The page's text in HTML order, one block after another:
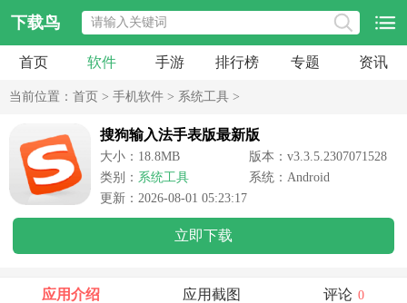
下载鸟
首页 软件 手游 排行榜 专题 资讯
当前位置： 首页 > 手机软件 > 系统工具 >
搜狗输入法手表版最新版
大小：18.8MB
版本：v3.3.5.2307071528
类别： 系统工具
系统：Android
更新：2026-08-01 05:23:17
立即下载
应用介绍 应用截图 评论 0